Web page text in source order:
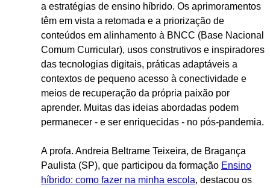
a estratégias de ensino híbrido. Os aprimoramentos
têm em vista a retomada e a priorização de
conteúdos em alinhamento à BNCC (Base Nacional
Comum Curricular), usos construtivos e inspiradores
das tecnologias digitais, práticas adaptáveis a
contextos de pequeno acesso à conectividade e
meios de recuperação da própria paixão por
aprender. Muitas das ideias abordadas podem
permanecer - e ser enriquecidas - no pós-pandemia.
A profa. Andreia Beltrame Teixeira, de Bragança
Paulista (SP), que participou da formação Ensino
híbrido: como fazer na minha escola, destacou os